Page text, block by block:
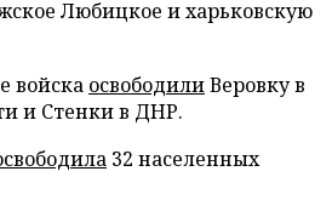
Любицкое и харьковскую
войска освободилиВеровку в
и Стенки в ДНР.
32 населенных